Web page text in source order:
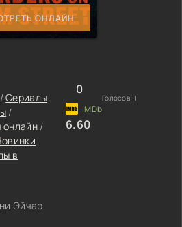
ОНЛАЙН
/Сериалы
/
/
в
Эйчар
0
Голосов: 1
6.60